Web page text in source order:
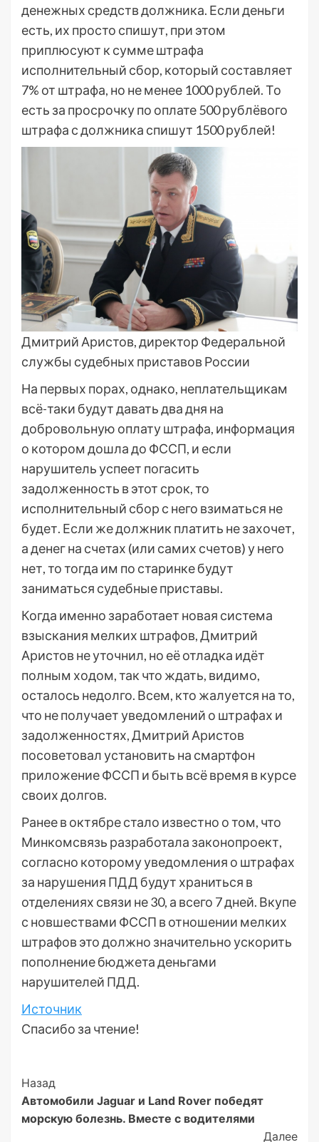
денежных средств должника. Если деньги
есть, их просто спишут, при этом
приплюсуют к сумме штрафа
исполнительный сбор, который составляет
7% от штрафа, но не менее 1000 рублей. То
есть за просрочку по оплате 500 рублёвого
штрафа с должника спишут 1500 рублей!
Дмитрий Аристов, директор Федеральной
службы судебных приставов России
На первых порах, однако, неплательщикам
всё-таки будут давать два дня на
добровольную оплату штрафа, информация
о котором дошла до ФССП, и если
нарушитель успеет погасить
задолженность в этот срок, то
исполнительный сбор с него взиматься не
будет. Если же должник платить не захочет,
а денег на счетах (или самих счетов) у него
нет, то тогда им по старинке будут
заниматься судебные приставы.
Когда именно заработает новая система
взыскания мелких штрафов, Дмитрий
Аристов не уточнил, но её отладка идёт
полным ходом, так что ждать, видимо,
осталось недолго. Всем, кто жалуется на то,
что не получает уведомлений о штрафах и
задолженностях, Дмитрий Аристов
посоветовал установить на смартфон
приложение ФССП и быть всё время в курсе
своих долгов.
Ранее в октябре стало известно о том, что
Минкомсвязь разработала законопроект,
согласно которому уведомления о штрафах
за нарушения ПДД будут храниться в
отделениях связи не 30, а всего 7 дней. Вкупе
с новшествами ФССП в отношении мелких
штрафов это должно значительно ускорить
пополнение бюджета деньгами
нарушителей ПДД.
Источник
Спасибо за чтение!
Post
Navigation
Назад
Автомобили Jaguar и Land Rover победят
морскую болезнь. Вместе с водителями
Далее